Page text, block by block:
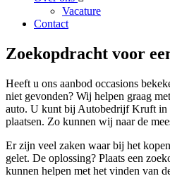
Vacature
Contact
Zoekopdracht voor
Heeft u ons aanbod occasions
niet gevonden? Wij helpen graag
auto. U kunt bij Autobedrijf Kruft in
plaatsen. Zo kunnen wij naar de
Er zijn veel zaken waar bij het
gelet. De oplossing? Plaats een
kunnen helpen met het vinden van